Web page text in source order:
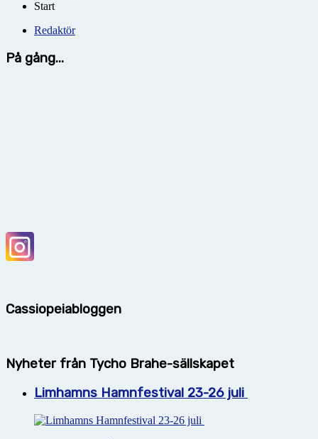
Start
Redaktör
På gång...
Cassiopeiabloggen
Nyheter från Tycho Brahe-sällskapet
Limhamns Hamnfestival 23-26 juli